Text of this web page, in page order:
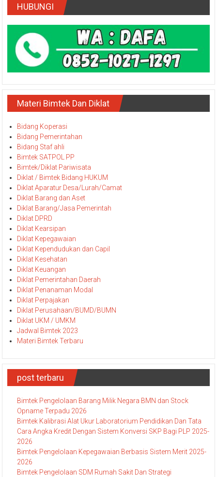
HUBUNGI
Materi Bimtek Dan Diklat
Bidang Koperasi
Bidang Pemerintahan
Bidang Staf ahli
Bimtek SATPOL PP
Bimtek/Diklat Pariwisata
Diklat / Bimtek Bidang HUKUM
Diklat Aparatur Desa/Lurah/Camat
Diklat Barang dan Aset
Diklat Barang/Jasa Pemerintah
Diklat DPRD
Diklat Kearsipan
Diklat Kepegawaian
Diklat Kependudukan dan Capil
Diklat Kesehatan
Diklat Keuangan
Diklat Pemerintahan Daerah
Diklat Penanaman Modal
Diklat Perpajakan
Diklat Perusahaan/BUMD/BUMN
Diklat UKM / UMKM
Jadwal Bimtek 2023
Materi Bimtek Terbaru
post terbaru
Bimtek Pengelolaan Barang Milik Negara BMN dan Stock
Opname Terpadu 2026
Bimtek Kalibrasi Alat Ukur Laboratorium Pendidikan Dan Tata
Cara Angka Kredit Dengan Sistem Konversi SKP Bagi PLP 2025-
2026
Bimtek Pengelolaan Kepegawaian Berbasis Sistem Merit 2025-
2026
Bimtek Pengelolaan SDM Rumah Sakit Dan Strategi